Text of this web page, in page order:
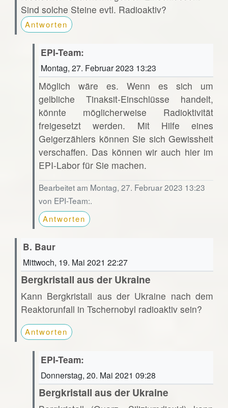
Sind solche Steine evtl. Radioaktiv?
Antworten
EPI-Team:
Montag, 27. Februar 2023 13:23
Möglich wäre es. Wenn es sich um
gelbliche Tinaksit-Einschlüsse handelt,
könnte möglicherweise Radioktivität
freigesetzt werden. Mit Hilfe eines
Geigerzählers können Sie sich Gewissheit
verschaffen. Das können wir auch hier im
EPI-Labor für Sie machen.
Bearbeitet am Montag, 27. Februar 2023 13:23
von EPI-Team:.
Antworten
B. Baur
Mittwoch, 19. Mai 2021 22:27
Bergkristall aus der Ukraine
Kann Bergkristall aus der Ukraine nach dem
Reaktorunfall in Tschernobyl radioaktiv sein?
Antworten
EPI-Team:
Donnerstag, 20. Mai 2021 09:28
Bergkristall aus der Ukraine